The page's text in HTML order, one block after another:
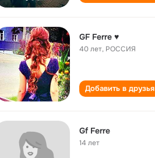
GF Ferre ♥
40 лет, РОССИЯ
Добавить в друзья
Gf Ferre
14 лет